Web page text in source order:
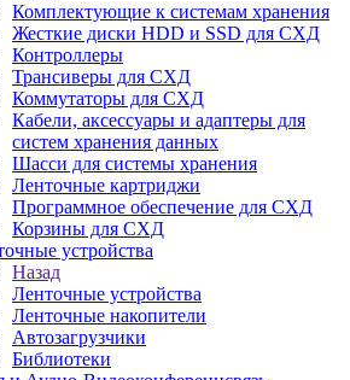
Комплектующие к системам хранения
Жесткие диски HDD и SSD для СХД
Контроллеры
Трансиверы для СХД
Коммутаторы для СХД
Кабели, аксессуары и адаптеры для
систем хранения данных
Шасси для системы хранения
Ленточные картриджи
Программное обеспечение для СХД
Корзины для СХД
устройства
Назад
Ленточные устройства
Ленточные накопители
Автозагрузчики
Библиотеки